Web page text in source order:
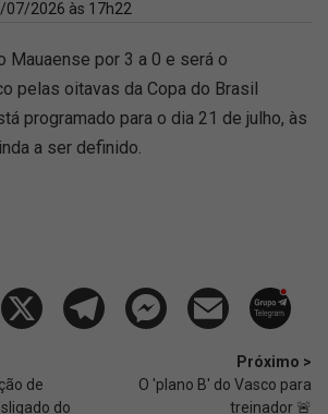
2026 às 17h22
Mauaense por 3 a 0 e será o
pelas oitavas da Copa do Brasil
programado para o dia 21 de julho, às
a ser definido.
de
do
Próximo >
O 'plano B' do Vasco para
treinador 🚨